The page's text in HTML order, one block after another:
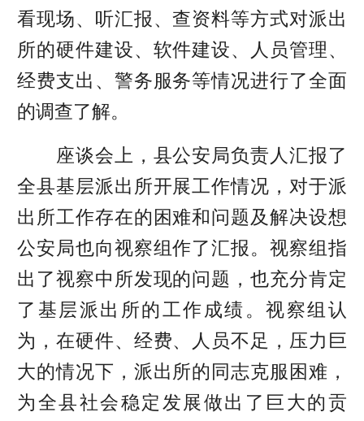
看现场、听汇报、查资料等方式对派出
所的硬件建设、软件建设、人员管理、
经费支出、警务服务等情况进行了全面
的调查了解。
座谈会上，县公安局负责人汇报了
全县基层派出所开展工作情况，对于派
出所工作存在的困难和问题及解决设想
公安局也向视察组作了汇报。视察组指
出了视察中所发现的问题，也充分肯定
了基层派出所的工作成绩。视察组认
为，在硬件、经费、人员不足，压力巨
大的情况下，派出所的同志克服困难，
为全县社会稳定发展做出了巨大的贡